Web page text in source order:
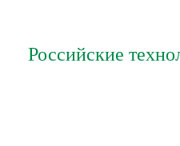
Российские